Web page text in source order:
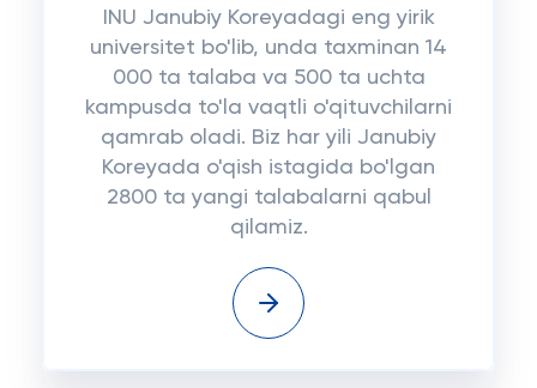
INU Janubiy Koreyadagi eng yirik
universitet bo'lib, unda taxminan 14
000 ta talaba va 500 ta uchta
kampusda to'la vaqtli o'qituvchilarni
qamrab oladi. Biz har yili Janubiy
Koreyada o'qish istagida bo'lgan
2800 ta yangi talabalarni qabul
qilamiz.